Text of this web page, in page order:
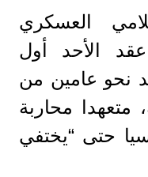
العسكري
الأحد أول
نحو عامين من
متعهدا محاربة
حتى “يختفي